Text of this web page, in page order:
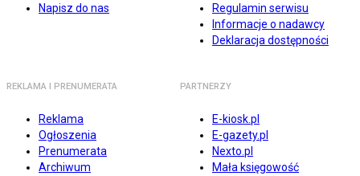
Napisz do nas
Regulamin serwisu
Informacje o nadawcy
Deklaracja dostępności
REKLAMA I PRENUMERATA
Reklama
Ogłoszenia
Prenumerata
Archiwum
PARTNERZY
E-kiosk.pl
E-gazety.pl
Nexto.pl
Mała księgowość